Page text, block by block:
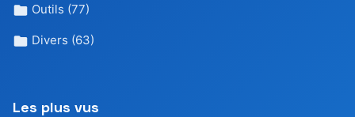
Outils (77)
Divers (63)
Les plus vus